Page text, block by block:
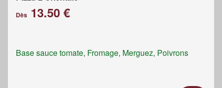
Dès 13.50 €
Base sauce tomate, Fromage, Merguez, Poivrons